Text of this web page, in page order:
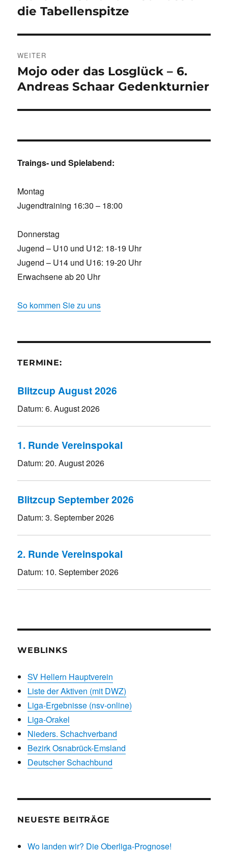
Beitrag:
die Tabellenspitze
WEITER
Nächster
Beitrag:
Mojo oder das Losglück – 6.
Andreas Schaar Gedenkturnier
Traings- und Spielabend:
Montag
Jugendtraining 16:30 – 18:00
Donnerstag
Jugend – U10 und U12: 18-19 Uhr
Jugend – U14 und U16: 19-20 Uhr
Erwachsene ab 20 Uhr
So kommen Sie zu uns
TERMINE:
Blitzcup August 2026
Datum:6. August 2026
1. Runde Vereinspokal
Datum:20. August 2026
Blitzcup September 2026
Datum:3. September 2026
2. Runde Vereinspokal
Datum: 10. September 2026
WEBLINKS
SV Hellern Hauptverein
Liste der Aktiven (mit DWZ)
Liga-Ergebnisse (nsv-online)
Liga-Orakel
Nieders. Schachverband
Bezirk Osnabrück-Emsland
Deutscher Schachbund
NEUESTE BEITRÄGE
Wo landen wir? Die Oberliga-Prognose!